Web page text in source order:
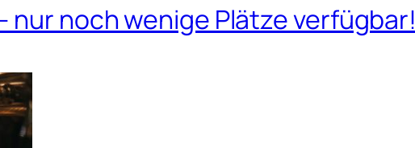
nur noch wenige Plätze verfügbar!